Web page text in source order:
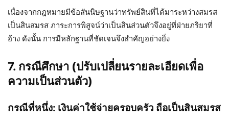
เนื่องจากกฎหมายมีข้อสันนิษฐานว่าทรัพย์สินที่ได้มาระหว่างสมรส
เป็นสินสมรส ภาระการพิสูจน์ว่าเป็นสินส่วนตัวจึงอยู่ที่ฝ่ายภริยาที่
อ้าง ดังนั้น การมีหลักฐานที่ชัดเจนจึงสำคัญอย่างยิ่ง
7. กรณีศึกษา (ปรับเปลี่ยนรายละเอียดเพื่อ
ความเป็นส่วนตัว)
กรณีที่หนึ่ง: เงินค่าใช้จ่ายครอบครัว ถือเป็นสินสมรส